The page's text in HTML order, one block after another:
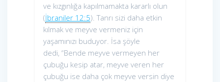
ve kızgınlığa kapılmamakta kararlı olun
(İbraniler 12:5). Tanrı sizi daha etkin
kılmak ve meyve vermeniz için
yaşamınızı buduyor. İsa şöyle
dedi, “Bende meyve vermeyen her
çubuğu kesip atar, meyve veren her
çubuğu ise daha çok meyve versin diye